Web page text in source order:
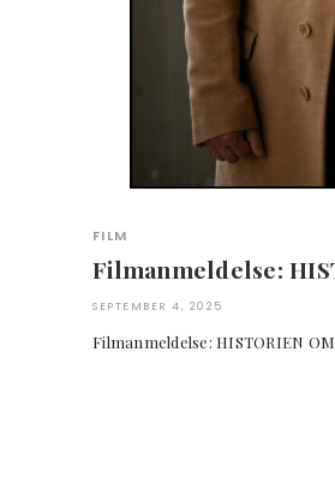
FILM
Filmanmeldelse:
SEPTEMBER 4, 2025
Filmanmeldelse: